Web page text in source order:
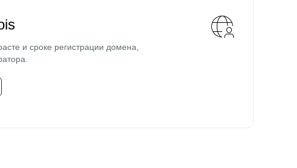
и сроке регистрации домена,